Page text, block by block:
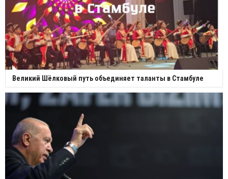
Великий Шёлковый путь объединяет таланты в Стамбуле